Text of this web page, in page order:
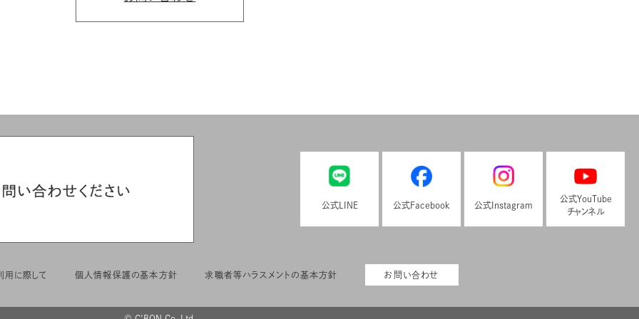
公式LINE 公式Facebook 公式Instagram
公式YouTube
チャンネル
用に際して 個人情報保護の基本方針 求職者等ハラスメントの基本方針 お問い合わせ